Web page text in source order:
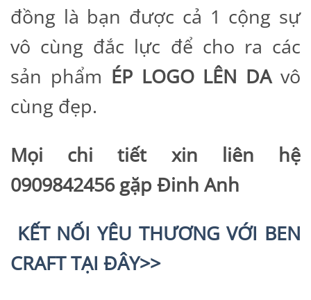
đồng là bạn được cả 1 cộng sự
vô cùng đắc lực để cho ra các
sản phẩm ÉP LOGO LÊN DAvô
cùng đẹp.
Mọi chi tiết xin liên hệ
0909842456 gặp Đinh Anh
KẾT NỐI YÊU THƯƠNG VỚI BEN
CRAFT TẠI ĐÂY>>